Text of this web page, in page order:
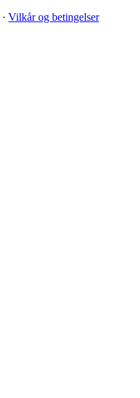
· Vilkår og betingelser